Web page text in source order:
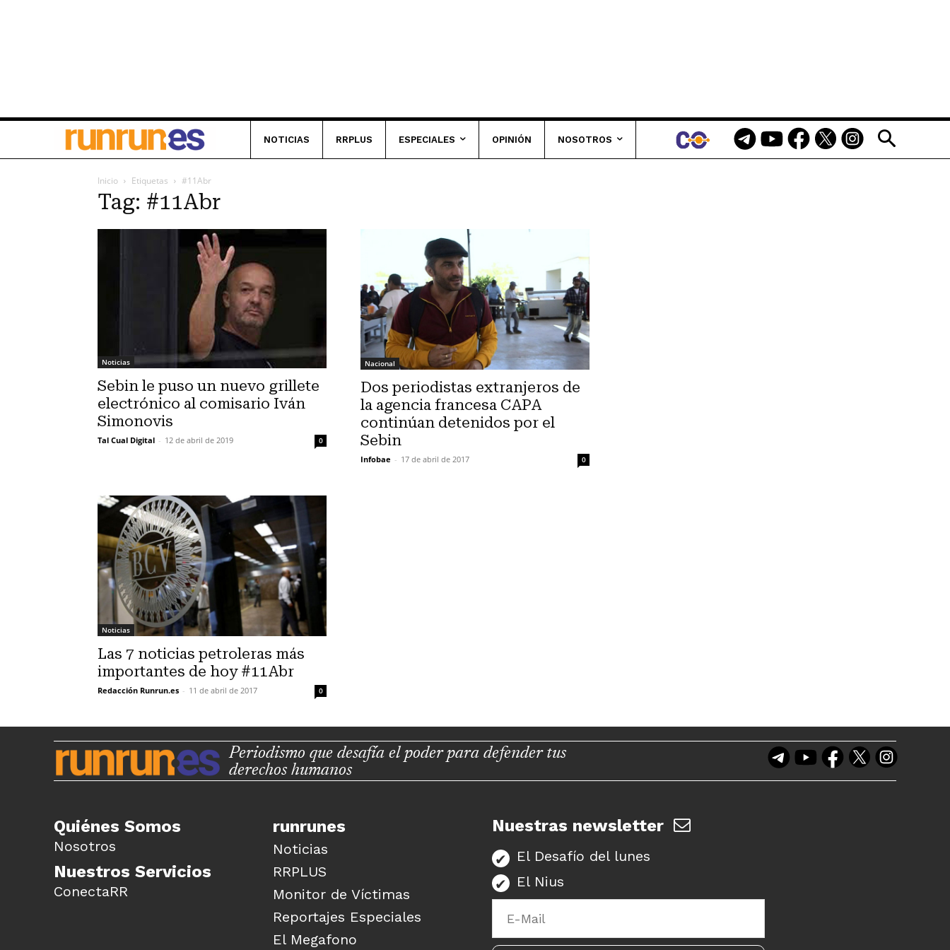
NOTICIAS RRPLUS ESPECIALES OPINIÓN NOSOTROS
Inicio Etiquetas #11Abr
Tag: #11Abr
Noticias
Sebin le puso un nuevo grillete
electrónico al comisario Iván
Simonovis
Tal Cual Digital - 12 de abril de 2019 0
Nacional
Dos periodistas extranjeros de
la agencia francesa CAPA
continúan detenidos por el
Sebin
Infobae - 17 de abril de 2017 0
Noticias
Las 7 noticias petroleras más
importantes de hoy #11Abr
Redacción Runrun.es - 11 de abril de 2017 0
Periodismo que desafía el poder para defender tus
derechos humanos
Quiénes Somos
Nosotros
Nuestros Servicios
ConectaRR
runrunes
Noticias
RRPLUS
Monitor de Víctimas
Reportajes Especiales
El Megafono
Nuestras newsletter
El Desafío del lunes
El Nius